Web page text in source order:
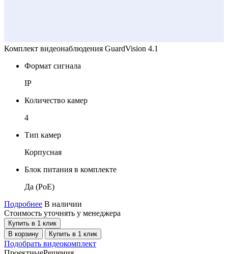
Комплект видеонаблюдения GuardVision 4.1
Формат сигнала
IP
Количество камер
4
Тип камер
Корпусная
Блок питания в комплекте
Да (PoE)
Подробнее В наличии
Стоимость уточнять у менеджера
Купить в 1 клик
В корзину
Купить в 1 клик
Подобрать видеокомплект